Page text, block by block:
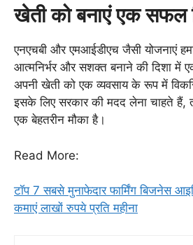
खेती को बनाएं एक सफल
एनएचबी और एमआईडीएच जैसी योजनाएं
आत्मनिर्भर और सशक्त बनाने की दिशा में
अपनी खेती को एक व्यवसाय के रूप में
इसके लिए सरकार की मदद लेना चाहते हैं,
एक बेहतरीन मौका है।
Read More:
टॉप 7 सबसे मुनाफेदार फार्मिंग बिजनेस
कमाएं लाखों रुपये प्रति महीना